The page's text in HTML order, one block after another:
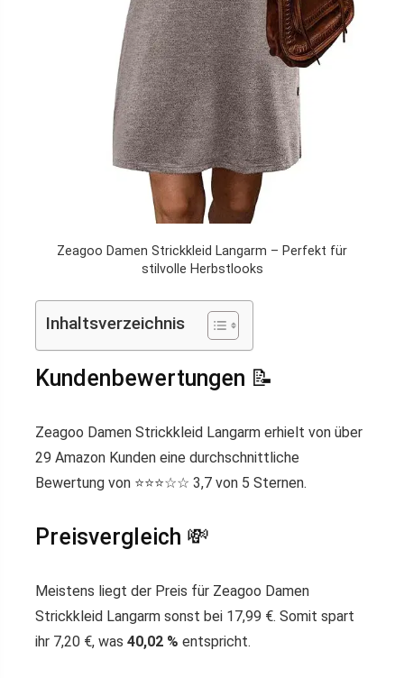
Zeagoo Damen Strickkleid Langarm – Perfekt für
stilvolle Herbstlooks
Inhaltsverzeichnis
Kundenbewertungen 📝
Zeagoo Damen Strickkleid Langarm erhielt von über
29 Amazon Kunden eine durchschnittliche
Bewertung von ⭐️⭐️⭐️☆☆ 3,7 von 5 Sternen.
Preisvergleich 💸
Meistens liegt der Preis für Zeagoo Damen
Strickkleid Langarm sonst bei 17,99 €. Somit spart
ihr 7,20 €, was 40,02 % entspricht.